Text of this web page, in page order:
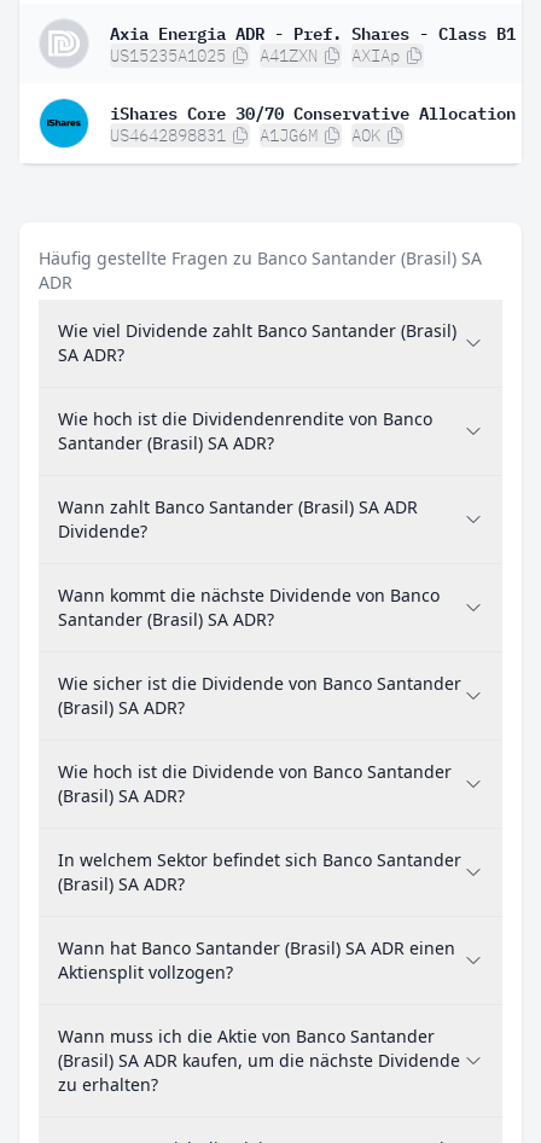
Axia Energia ADR - Pref. Shares - Class B1
US15235A1025 A41ZXN AXIAp
iShares Core 30/70 Conservative Allocation
US4642898831 A1JG6M AOK
Häufig gestellte Fragen zu Banco Santander (Brasil) SA
ADR
Wie viel Dividende zahlt Banco Santander (Brasil)
SA ADR?
Wie hoch ist die Dividendenrendite von Banco
Santander (Brasil) SA ADR?
Wann zahlt Banco Santander (Brasil) SA ADR
Dividende?
Wann kommt die nächste Dividende von Banco
Santander (Brasil) SA ADR?
Wie sicher ist die Dividende von Banco Santander
(Brasil) SA ADR?
Wie hoch ist die Dividende von Banco Santander
(Brasil) SA ADR?
In welchem Sektor befindet sich Banco Santander
(Brasil) SA ADR?
Wann hat Banco Santander (Brasil) SA ADR einen
Aktiensplit vollzogen?
Wann muss ich die Aktie von Banco Santander
(Brasil) SA ADR kaufen, um die nächste Dividende
zu erhalten?